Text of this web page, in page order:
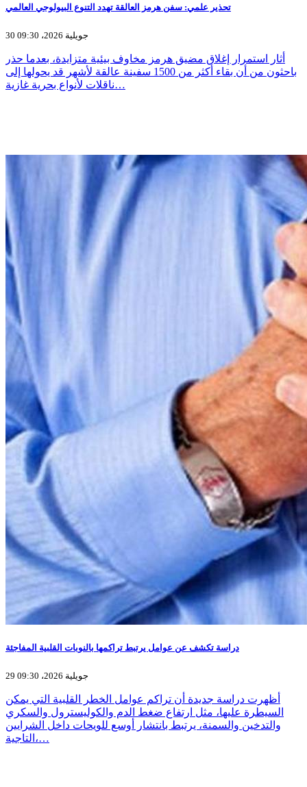
تحذير علمي: سفن هرمز العالقة تهدد التنوع البيولوجي العالمي
30 جويلية 2026، 09:30
أثار استمرار إغلاق مضيق هرمز مخاوف بيئية متزايدة، بعدما حذر
باحثون من أن بقاء أكثر من 1500 سفينة عالقة لأشهر قد يحولها إلى
ناقلات لأنواع بحرية غازية…
دراسة تكشف عن عوامل يرتبط تراكمها بالنوبات القلبية المفاجئة
29 جويلية 2026، 09:30
أظهرت دراسة جديدة أن تراكم عوامل الخطر القلبية التي يمكن
السيطرة عليها، مثل ارتفاع ضغط الدم والكوليسترول والسكري
والتدخين والسمنة، يرتبط بانتشار أوسع للويحات داخل الشرايين
التاجية،…